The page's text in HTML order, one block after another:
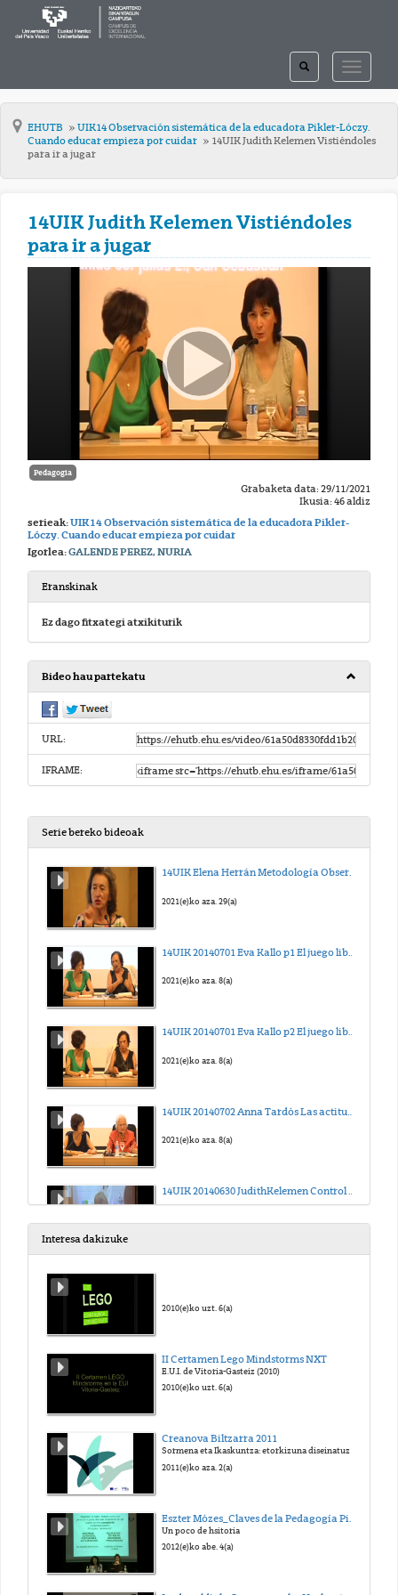
TOGGLE
TOGGLE
SEARCH
EHUTB
UIK14 Observación sistemática de la educadora Pikler-Lóczy.
Cuando educar empieza por cuidar
14UIK Judith Kelemen Vistiéndoles
para ir a jugar
14UIK Judith Kelemen Vistiéndoles
para ir a jugar
Pedagogia
Grabaketa data: 29/11/2021
Ikusia: 46 aldiz
serieak:UIK14 Observación sistemática de la educadora Pikler-
Lóczy. Cuando educar empieza por cuidar
Igorlea:GALENDE PEREZ, NURIA
Eranskinak
Ez dago fitxategi atxikiturik
Bideo hau partekatu
URL:
IFRAME:
Serie bereko bideoak
14UIK Elena Herrán Metodología Observacional en la Escuela infantil Emmi Pikler de Budapest
2021(e)ko aza. 29(a)
2021(e)ko aza. 8(a)
14UIK 20140701 Eva Kallo p2 El juego libre y autónomo y el
2021(e)ko aza. 8(a)
2021(e)ko aza. 8(a)
14UIK 20140630 JudithKelemen Control de esfínteres en la E I Emmi Pkler
2021(e)ko aza. 29(a)
Interesa dakizuke
2010(e)ko uzt. 6(a)
II Certamen Lego Mindstorms NXT
E.U.I. de Vitoria-Gasteiz (2010)
2010(e)ko uzt. 6(a)
Creanova Biltzarra 2011
Sormena eta Ikaskuntza: etorkizuna diseinatuz
2011(e)ko aza. 2(a)
Un poco de hsitoria
2012(e)ko abe. 4(a)